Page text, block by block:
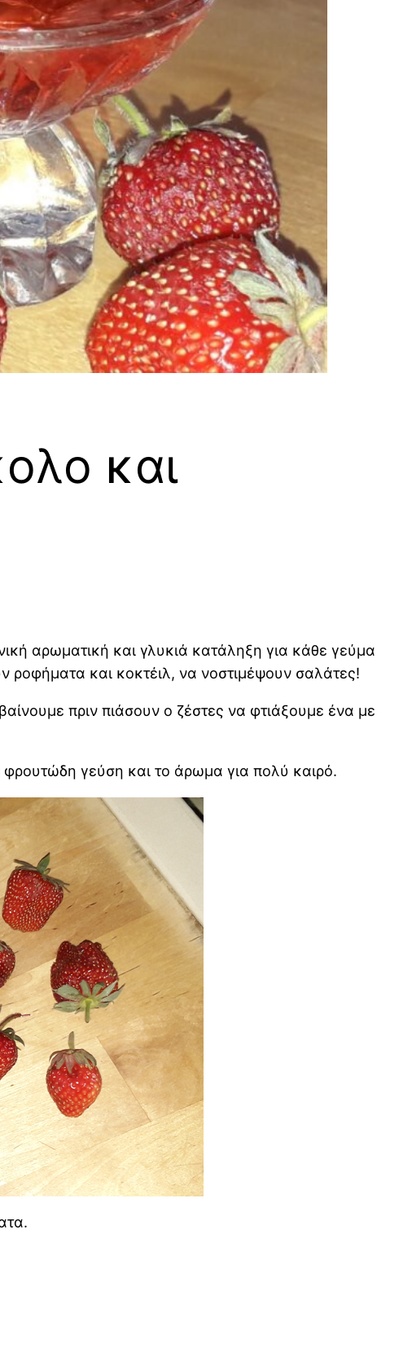
και
αρωματική και γλυκιά κατάληξη για κάθε γεύμα
ροφήματα και κοκτέιλ, να νοστιμέψουν σαλάτες!
πριν πιάσουν ο ζέστες να φτιάξουμε ένα με
φρουτώδη γεύση και το άρωμα για πολύ καιρό.